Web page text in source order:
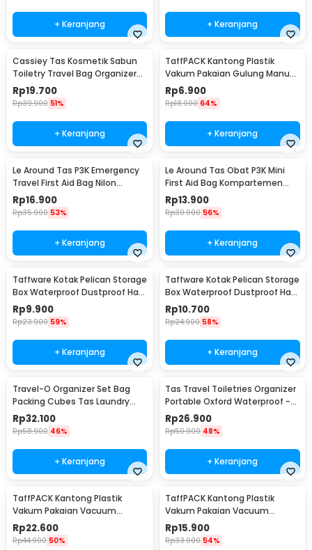
+ Keranjang + Keranjang
Cassiey Tas Kosmetik Sabun
Toiletry Travel Bag Organizer
21x17x8cm - VER.2
Rp19.700
Rp39.900 51%
+ Keranjang
TaffPACK Kantong Plastik
Vakum Pakaian Gulung Manual
1 PCS 39.5x60cm - VB-70
Rp6.900
Rp18.900 64%
+ Keranjang
Le Around Tas P3K Emergency
Travel First Aid Bag Nilon
23.7x13x7.5cm - LG129
Rp16.900
Rp35.900 53%
+ Keranjang
Le Around Tas Obat P3K Mini
First Aid Bag Kompartemen
Travel - A3079
Rp13.900
Rp30.900 56%
+ Keranjang
Taffware Kotak Pelican Storage
Box Waterproof Dustproof Hard
Case ABS S - G10/J020
Rp9.900
Rp23.900 59%
+ Keranjang
Taffware Kotak Pelican Storage
Box Waterproof Dustproof Hard
Case ABS L - G10/J020
Rp10.700
Rp24.900 58%
+ Keranjang
Travel-O Organizer Set Bag
Packing Cubes Tas Laundry
Multi Size 6 PCS - BIB-610
Rp32.100
Rp58.900 46%
+ Keranjang
Tas Travel Toiletries Organizer
Portable Oxford Waterproof -
F119
Rp26.900
Rp50.900 48%
+ Keranjang
TaffPACK Kantong Plastik
Vakum Pakaian Vacuum
Compression Bag 1 PCS L -
SN024
Rp22.600
Rp44.900 50%
TaffPACK Kantong Plastik
Vakum Pakaian Vacuum
Compression Bag 1 PCS
80x110cm - YK-1000
Rp15.900
Rp33.900 54%